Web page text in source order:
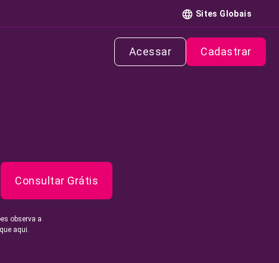
Sites Globais
Acessar Cadastrar
Consultar Grátis
observa a
aqui.